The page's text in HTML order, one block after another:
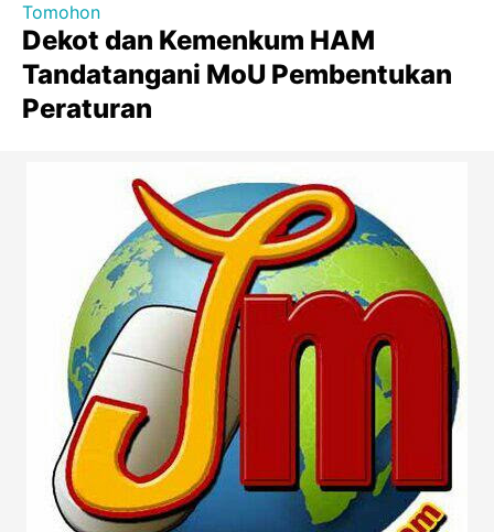
Tomohon
Dekot dan Kemenkum HAM
Tandatangani MoU Pembentukan
Peraturan